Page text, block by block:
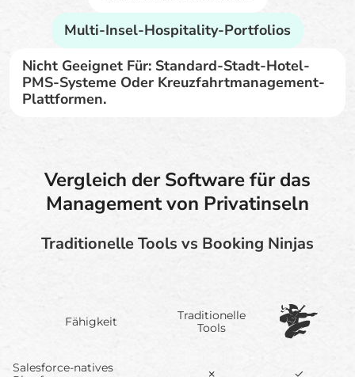
Multi-Insel-Hospitality-Portfolios
Nicht Geeignet Für: Standard-Stadt-Hotel-
PMS-Systeme Oder Kreuzfahrtmanagement-
Plattformen.
Vergleich der Software für das
Management von Privatinseln
Traditionelle Tools vs Booking Ninjas
Fähigkeit
Traditionelle
Tools
Salesforce-natives
✗ ✓